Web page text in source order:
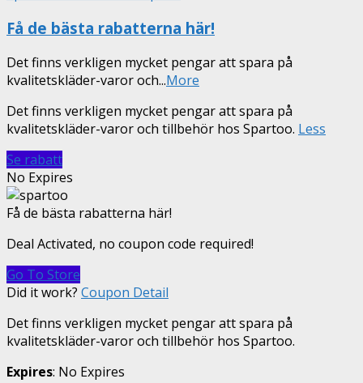
Få de bästa rabatterna här!
Det finns verkligen mycket pengar att spara på
kvalitetskläder-varor och...More
Det finns verkligen mycket pengar att spara på
kvalitetskläder-varor och tillbehör hos Spartoo. Less
Se rabatt
No Expires
Få de bästa rabatterna här!
Deal Activated, no coupon code required!
Go To Store
Did it work? Coupon Detail
Det finns verkligen mycket pengar att spara på
kvalitetskläder-varor och tillbehör hos Spartoo.
Expires: No Expires